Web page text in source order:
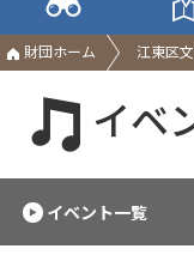
財団ホーム 江東区
イベ
イベント一覧